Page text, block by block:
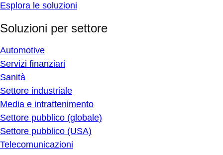
Esplora le soluzioni
Soluzioni per settore
Automotive
Servizi finanziari
Sanità
Settore industriale
Media e intrattenimento
Settore pubblico (globale)
Settore pubblico (USA)
Telecomunicazioni